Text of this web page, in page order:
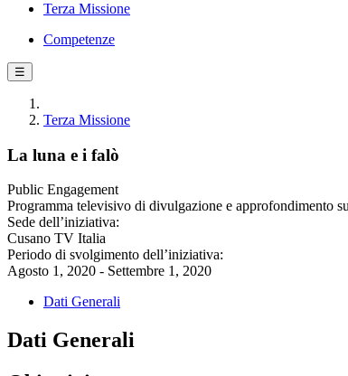
Terza Missione
Competenze
☰
Terza Missione
La luna e i falò
Public Engagement
Programma televisivo di divulgazione e approfondimento
Sede dell’iniziativa:
Cusano TV Italia
Periodo di svolgimento dell’iniziativa:
Agosto 1, 2020 - Settembre 1, 2020
Dati Generali
Dati Generali